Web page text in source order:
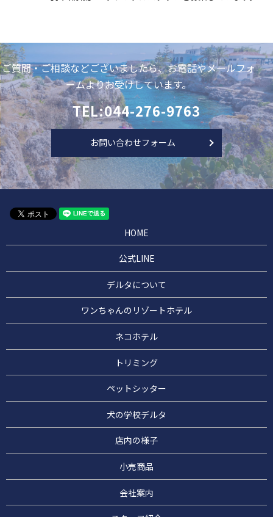
ご質問・ご相談などございましたら、お電話やメールフォ
ームよりお受けしています。
TEL:044-276-9763
お問い合わせフォーム
HOME
公式LINE
デルタについて
ワンちゃんのリゾートホテル
ネコホテル
トリミング
ペットシッター
犬の学校デルタ
店内の様子
小売商品
会社案内